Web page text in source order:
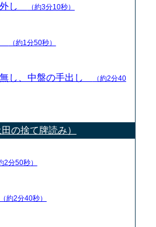
外し （約3分10秒）
（約1分50秒）
し、中盤の手出し
（約2分40
の捨て牌読み）
2分50秒）
（約2分40秒）